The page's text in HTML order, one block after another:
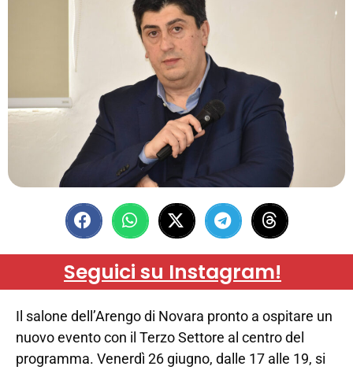
Seguici su Instagram!
Il salone dell’Arengo di Novara pronto a ospitare un
nuovo evento con il Terzo Settore al centro del
programma. Venerdì 26 giugno, dalle 17 alle 19, si